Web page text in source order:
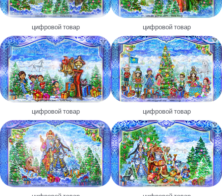
цифровой товар цифровой товар
цифровой товар цифровой товар